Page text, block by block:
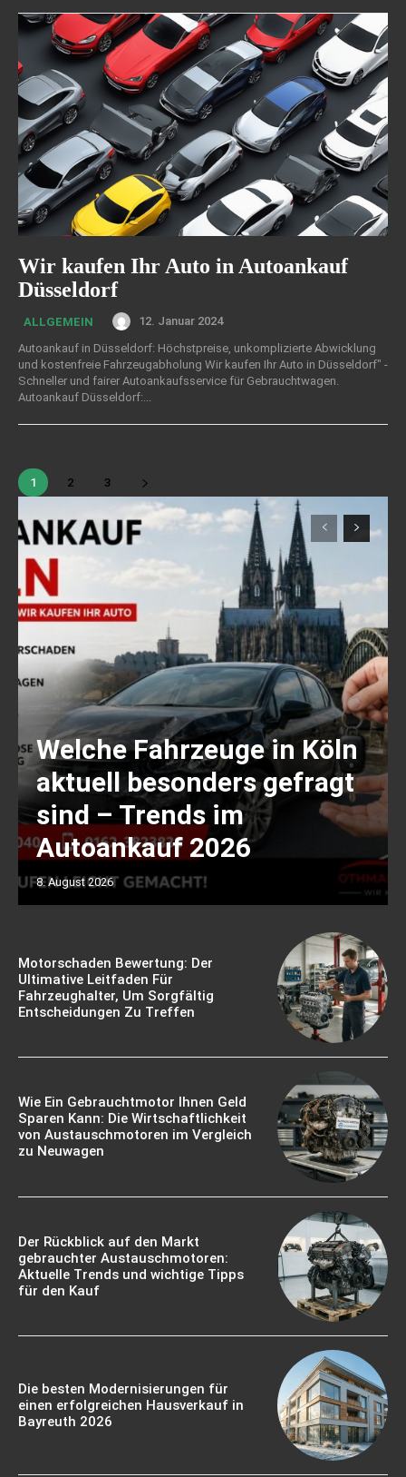
Wir kaufen Ihr Auto in Autoankauf
Düsseldorf
ALLGEMEIN
12. Januar 2024
Autoankauf in Düsseldorf: Höchstpreise, unkomplizierte Abwicklung
und kostenfreie Fahrzeugabholung Wir kaufen Ihr Auto in Düsseldorf" -
Schneller und fairer Autoankaufsservice für Gebrauchtwagen.
Autoankauf Düsseldorf:...
1 2 3
Welche Fahrzeuge in Köln
aktuell besonders gefragt
sind – Trends im
Autoankauf 2026
8. August 2026
Motorschaden Bewertung: Der
Ultimative Leitfaden Für
Fahrzeughalter, Um Sorgfältig
Entscheidungen Zu Treffen
Wie Ein Gebrauchtmotor Ihnen Geld
Sparen Kann: Die Wirtschaftlichkeit
von Austauschmotoren im Vergleich
zu Neuwagen
Der Rückblick auf den Markt
gebrauchter Austauschmotoren:
Aktuelle Trends und wichtige Tipps
für den Kauf
Die besten Modernisierungen für
einen erfolgreichen Hausverkauf in
Bayreuth 2026